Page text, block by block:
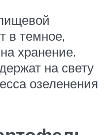
в темное,
хранение.
на свету
озеленения